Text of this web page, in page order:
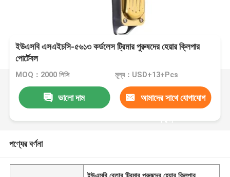
ইউএসবি এসএইচসি-৫৬১৩ কর্ডলেস ট্রিমার পুরুষদের হেয়ার ক্লিপার
পোর্টেবল
MOQ：2000 পিসি মূল্য：USD+13+Pcs
ভালো দাম আমাদের সাথে যোগাযোগ
করুন
পণ্যের বর্ণনা
ইউএসবি বেতার ট্রিমার পুরুষদের হেয়ার ক্লিপার,